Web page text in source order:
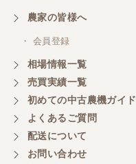
農家の皆様へ
・ 会員登録
相場情報一覧
売買実績一覧
初めての中古農機ガイド
よくあるご質問
配送について
お問い合わせ